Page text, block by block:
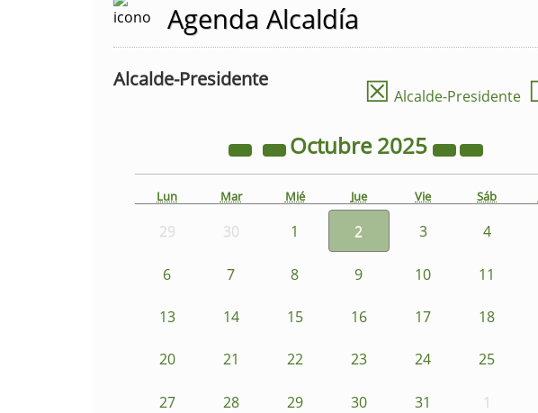
Agenda Alcaldía
Alcalde-Presidente ☒ Alcalde-Presidente
Octubre2025
Lun Mar Mié Jue Vie Sáb
29 30 1 2 3 4
6 7 8 9 10 11
13 14 15 16 17 18
20 21 22 23 24 25
27 28 29 30 31 1